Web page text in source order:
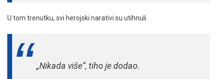
U tom trenutku, svi herojski narativi su utihnuli.
„Nikada više“, tiho je dodao.